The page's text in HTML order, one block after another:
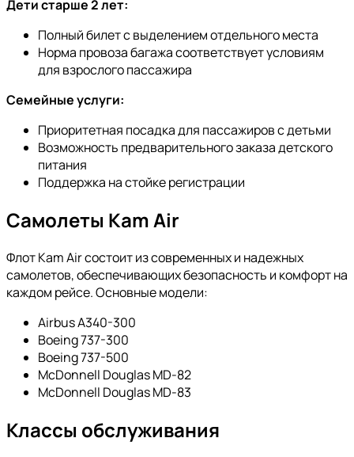
Дети старше 2 лет:
Полный билет с выделением отдельного места
Норма провоза багажа соответствует условиям
для взрослого пассажира
Семейные услуги:
Приоритетная посадка для пассажиров с детьми
Возможность предварительного заказа детского
питания
Поддержка на стойке регистрации
Самолеты Kam Air
Флот Kam Air состоит из современных и надежных
самолетов, обеспечивающих безопасность и комфорт на
каждом рейсе. Основные модели:
Airbus A340-300
Boeing 737-300
Boeing 737-500
McDonnell Douglas MD-82
McDonnell Douglas MD-83
Классы обслуживания